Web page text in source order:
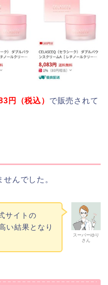
円（税込） で販売されて
んでした。
スーパーゆり
さん
サイトの
い結果となり